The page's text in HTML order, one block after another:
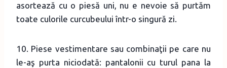
asortează cu o piesă uni, nu e nevoie să purtăm
toate culorile curcubeului într-o singură zi.
10. Piese vestimentare sau combinaţii pe care nu
le-aş purta niciodată: pantalonii cu turul pana la